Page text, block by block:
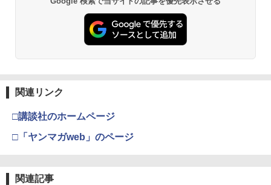
関連リンク
□講談社のホームページ
□「ヤンマガweb」のページ
関連記事